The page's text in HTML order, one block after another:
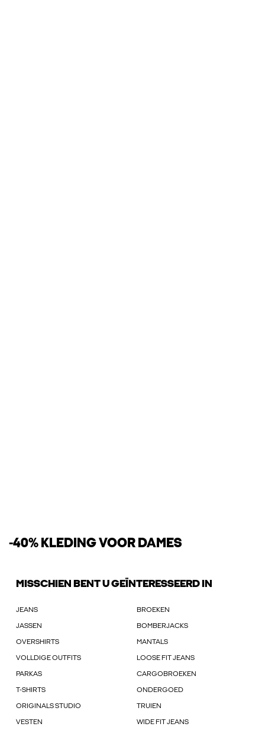
-40% KLEDING VOOR DAMES
MISSCHIEN BENT U GEÏNTERESSEERD IN
JEANS BROEKEN
JASSEN BOMBERJACKS
OVERSHIRTS MANTALS
VOLLDIGE OUTFITS LOOSE FIT JEANS
PARKAS CARGOBROEKEN
T-SHIRTS ONDERGOED
ORIGINALS STUDIO TRUIEN
VESTEN WIDE FIT JEANS